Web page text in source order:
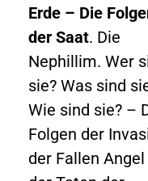
Erde – Die
der Saat. Die
Nephillim. Wer
sie? Was sind
Wie sind sie? –
Folgen der
der Fallen Angel